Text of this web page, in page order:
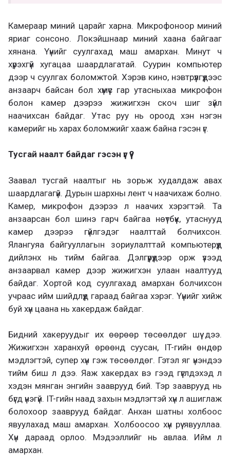
Камераар миний царайг харна. Микрофоноор миний
яриаг сонсоно. Локэйшнаар миний хаана байгааг
хянана. Үүнийг суулгахад маш амархан. Минут ч
хүрэхгүй хугацаа шаардлагатай. Суурин компьютер
дээр ч суулгах боломжтой. Хэрэв кино, нэвтрүүлгүүдээс
анзаарч байсан бол хүмүүс гар утасныхаа микрофон
болон камер дээрээ жижигхэн скоч шиг зүйл
наачихсан байдаг. Утас руу нь ороод хэн нэгэн
камерийг нь харах боломжийг хааж байна гэсэн үг.
Тусгай наалт байдаг гэсэн үг үү?
Заавал тусгай наалтыг нь зорьж худалдаж авах
шаардлагагүй. Дурын шархны лент ч наачихаж болно.
Камер, микрофон дээрээ л наачих хэрэгтэй. Та
анзаарсан бол шинэ гарч байгаа нөүтбүүк, утаснууд
камер дээрээ гүйлгэдэг наалттай болчихсон.
Ялангуяа байгууллагын зориулалттай компьютерүүд
дийлэнх нь тийм байгаа. Дэлгүүрүүдээр орж үзээд
анзаарвал камер дээр жижигхэн улаан наалтууд
байдаг. Хортой код суулгахад амархан болчихсон
учраас ийм шийдлүүд гараад байгаа хэрэг. Үүнийг хийж
буй хүн цаана нь хакердаж байдаг.
Бидний хакеруудыг их өөрөөр төсөөлдөг шүү дээ.
Жижигхэн харанхуй өрөөнд суусан, IT-гийн өндөр
мэдлэгтэй, супер хүн гэж төсөөлдөг. Гэтэл яг үнэндээ
тийм биш л дээ. Яаж хакердах вэ гээд гүүглдэхэд л
хэдэн мянган энгийн зааврууд бий. Тэр зааврууд нь
бүгд үнэгүй. IT-гийн наад захын мэдлэгтэй хүн л ашиглаж
болохоор зааврууд байдаг. Анхан шатны холбоос
явуулахад маш амархан. Холбоосоо хүн рүү явууллаа.
Хүн дараад орлоо. Мэдээллийг нь авлаа. Ийм л
амархан.